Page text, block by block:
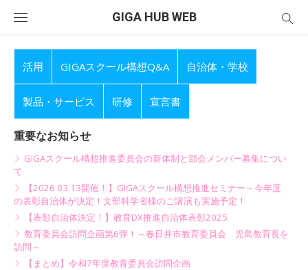
GIGA HUB WEB
活用 GIGAスクール構想Q&A 自治体・学校
製品・サービス 研修 宣言書
重要なお知らせ
GIGAスクール構想推進委員会の新体制と部会メンバー募集につい
て
【2026.03.13開催！】GIGAスクール構想推進セミナー～今年度
の表彰自治体が決定！文部科学省様のご講演も実施予定！
【表彰自治体決定！】教育DX推進自治体表彰2025
教育委員会訪問企画第6弾！～春日井市教育委員会 児島教育長を
訪問～
【まとめ】令和7年度教育委員会訪問企画